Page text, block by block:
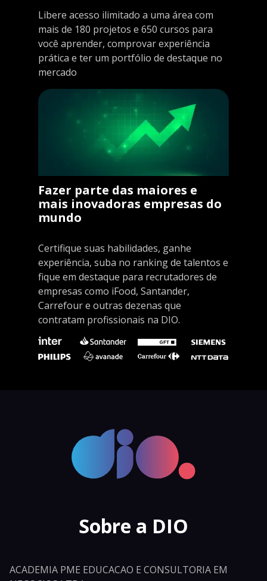
Libere acesso ilimitado a uma área com
mais de 180 projetos e 650 cursos para
você aprender, comprovar experiência
prática e ter um portfólio de destaque no
mercado
Fazer parte das maiores e
mais inovadoras empresas do
mundo
Certifique suas habilidades, ganhe
experiência, suba no ranking de talentos e
fique em destaque para recrutadores de
empresas como iFood, Santander,
Carrefour e outras dezenas que
contratam profissionais na DIO.
Sobre a DIO
ACADEMIA PME EDUCACAO E CONSULTORIA EM